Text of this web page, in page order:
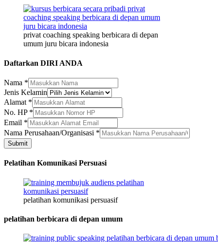
privat coaching speaking berbicara di depan
umum juru bicara indonesia
Daftarkan DIRI ANDA
Nama *
Jenis Kelamin
Alamat
HP
Nama
Alamat *
No. HP *
Email *
Nama Perusahaan/Organisasi *
Submit
Pelatihan Komunikasi Persuasi
pelatihan komunikasi persuasif
pelatihan berbicara di depan umum